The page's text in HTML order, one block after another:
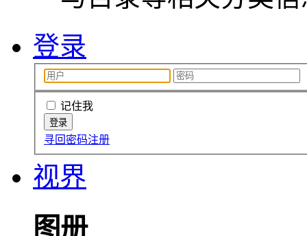
登录
记住我
寻回密码注册
视界
图册